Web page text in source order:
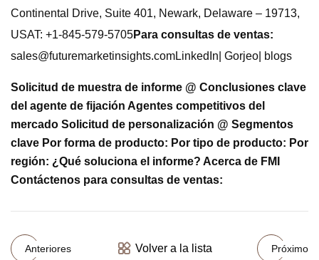
Continental Drive, Suite 401, Newark, Delaware – 19713,
USAT: +1-845-579-5705Para consultas de ventas:
sales@futuremarketinsights.comLinkedIn | Gorjeo| blogs
Solicitud de muestra de informe @ Conclusiones clave
del agente de fijación Agentes competitivos del
mercado Solicitud de personalización @ Segmentos
clave Por forma de producto: Por tipo de producto: Por
región: ¿Qué soluciona el informe? Acerca de FMI
Contáctenos para consultas de ventas:
Anteriores Volver a la lista Próximo